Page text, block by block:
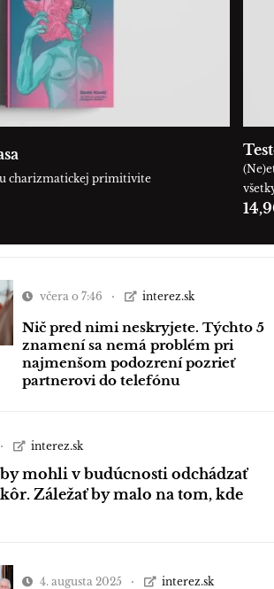
charizmatickej primitivite
včera o 7:46 interez.sk
Nič pred nimi neskryjete. Týchto 5
znamení sa nemá problém pri
najmenšom podozrení pozrieť
partnerovi do telefónu
interez.sk
mohli v budúcnosti odchádzať
Záležať by malo na tom, kde
4. augusta 2025 interez.sk